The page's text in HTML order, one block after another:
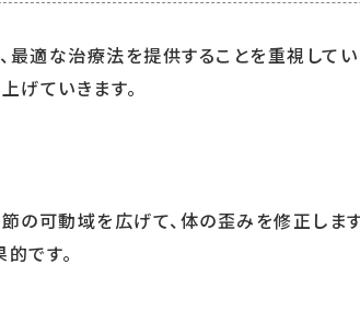
適な治療法を提供することを重視して
げていきます。
可動域を広げて、体の歪みを修正しま
です。